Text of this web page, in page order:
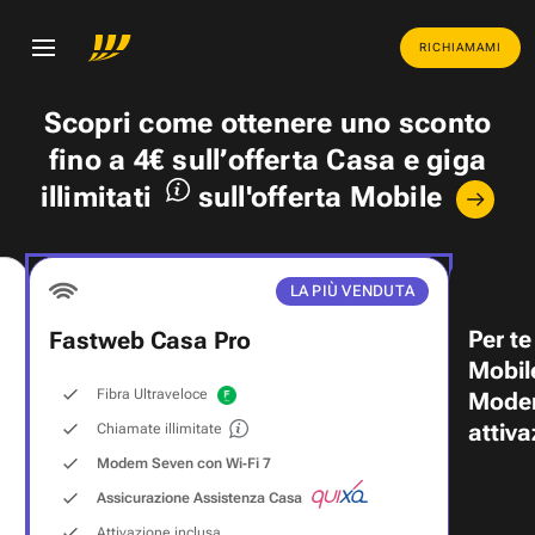
RICHIAMAMI
Scopri come ottenere uno sconto
fino a 4€ sull’offerta Casa egiga
illimitati
sull'offerta Mobile
LA PIÙ VENDUTA
Fastweb Casa Pro
Fibra Ultraveloce
Chiamate illimitate
Modem Seven con Wi‑Fi 7
Assicurazione Assistenza Casa
Per